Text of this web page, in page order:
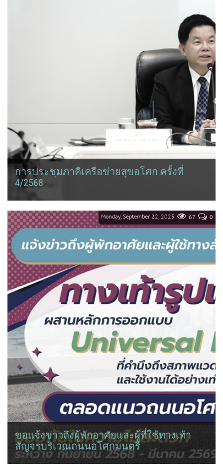
การประชุมภาคีเครือข่ายสุขอโศก ครั้งที่
4/2568
ขอแจ้งข่าวถึงผู้พักอาศัยและผู้ที่ใช้ทางเท้า
สัญจรบริเวณถนนอโศกมนตรี
Monday, September 22, 2025 0
67